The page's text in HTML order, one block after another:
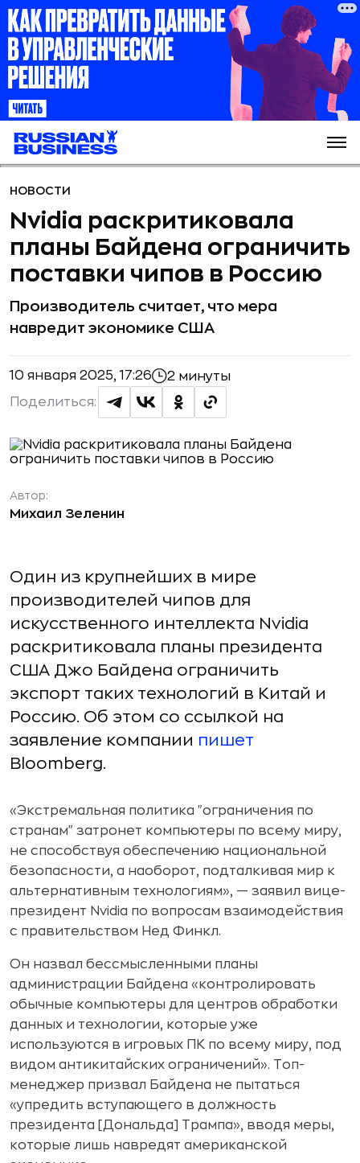
НОВОСТИ
Nvidia раскритиковала
планы Байдена ограничить
поставки чипов в Россию
Производитель считает, что мера
навредит экономике США
10 января 2025, 17:26 2 минуты
Поделиться:
Автор:
Михаил Зеленин
Один из крупнейших в мире
производителей чипов для
искусственного интеллекта Nvidia
раскритиковала планы президента
США Джо Байдена ограничить
экспорт таких технологий в Китай и
Россию. Об этом со ссылкой на
заявление компании пишет
Bloomberg.
«Экстремальная политика "ограничения по
странам" затронет компьютеры по всему миру,
не способствуя обеспечению национальной
безопасности, а наоборот, подталкивая мир к
альтернативным технологиям», — заявил вице-
президент Nvidia по вопросам взаимодействия
с правительством Нед Финкл.
Он назвал бессмысленными планы
администрации Байдена «контролировать
обычные компьютеры для центров обработки
данных и технологии, которые уже
используются в игровых ПК по всему миру, под
видом антикитайских ограничений». Топ-
менеджер призвал Байдена не пытаться
«упредить вступающего в должность
президента [Дональда] Трампа», вводя меры,
которые лишь навредят американской